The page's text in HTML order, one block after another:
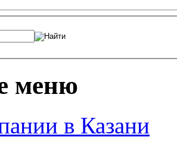
меню
в Казани